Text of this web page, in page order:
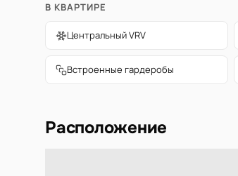
В КВАРТИРЕ
Центральный VRV
Встроенные гардеробы
Расположение